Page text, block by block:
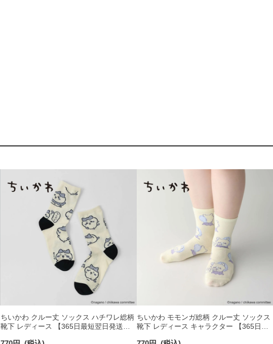
ちいかわ クルー丈 ソックス ハチワレ総柄
靴下 レディース 【365日最短翌日発送】
ちいかわ モモンガ総柄 クルー丈 ソックス
靴下 レディース キャラクター 【365日最